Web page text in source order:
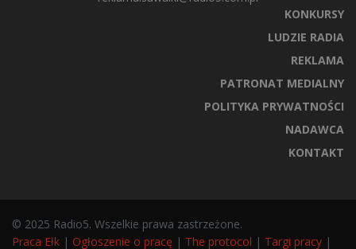
KONKURSY
LUDZIE RADIA
REKLAMA
PATRONAT MEDIALNY
POLITYKA PRYWATNOŚCI
NADAWCA
KONTAKT
© 2025 Radio5. Wszelkie prawa zastrzeżone.
Praca Ełk | Ogłoszenie o pracę | The protocol | Targi pracy |